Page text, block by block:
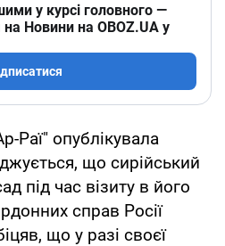
у курсі головного —
на Новини на OBOZ.UA у
Раї" опублікувала
що сирійський
під час візиту в його
справ Росії
що у разі своєї